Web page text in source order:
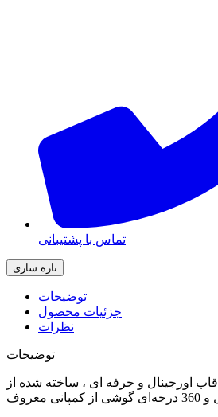
تماس با پشتیبانی
توضیحات
جزئیات محصول
نظرات
توضیحات
قاب اورجینال و حرفه ای ، ساخته شده از tpu و پشت گلس (شیشه